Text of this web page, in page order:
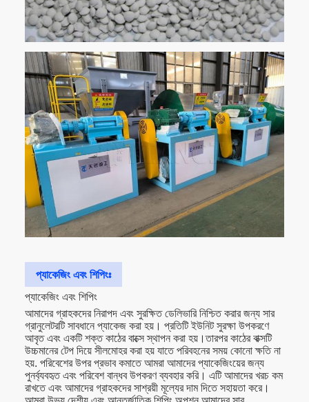
প্যাকেজিং এবং শিপিংঃ
প্যাকেজিং এবং শিপিং
আমাদের গ্রাহকদের নিরাপদ এবং সুরক্ষিত ডেলিভারি নিশ্চিত করার জন্য সার
গ্রানুলেটরটি সাবধানে প্যাকেজ করা হয়। প্রতিটি ইউনিট সুরক্ষা উপকরণে
আবৃত এবং একটি শক্ত কাঠের বাক্সে স্থাপন করা হয়।তারপর কাঠের বাক্সটি
উচ্চমানের টেপ দিয়ে সীলমোহর করা হয় যাতে পরিবহনের সময় কোনো ক্ষতি না
হয়. পরিবেশের উপর প্রভাব কমাতে আমরা আমাদের প্যাকেজিংয়ের জন্য
পুনর্ব্যবহৃত এবং পরিবেশ বান্ধব উপকরণ ব্যবহার করি। এটি আমাদের খরচ কম
রাখতে এবং আমাদের গ্রাহকদের সাশ্রয়ী মূল্যের দাম দিতে সহায়তা করে।